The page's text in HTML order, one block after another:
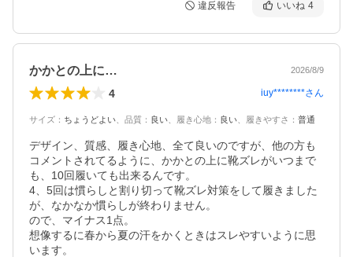
違反報告 いいね 4
かかとの上に… 2026/8/9
4 iuy********さん
サイズ ： ちょうどよい 品質 ： 良い 履き心地 ： 良い 履きやすさ ： 普通
デザイン、質感、履き心地、全て良いのですが、他の方も
コメントされてるように、かかとの上に靴ズレがいつまで
も、10回履いても出来るんです。
4、5回は慣らしと割り切って靴ズレ対策をして履きました
が、なかなか慣らしが終わりません。
ので、マイナス1点。
想像するに春から夏の汗をかくときはスレやすいように思
います。